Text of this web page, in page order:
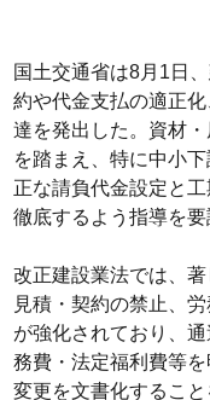
国土交通省は8月1日
約や代金支払の適正
達を発出した。資材
を踏まえ、特に中小
正な請負代金設定と
徹底するよう指導を要
改正建設業法では、
見積・契約の禁止、
が強化されており、
務費・法定福利費等
変更を文書化するこ